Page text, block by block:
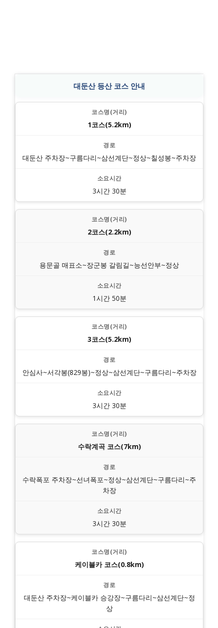
대둔산 등산 코스 안내
1코스(5.2km)
대둔산 주차장~구름다리~삼선계단~정상~칠성봉~주차장
3시간 30분
2코스(2.2km)
용문골 매표소~장군봉 갈림길~능선안부~정상
1시간 50분
3코스(5.2km)
안심사~서각봉(829봉)~정상~삼선계단~구름다리~주차장
3시간 30분
수락계곡 코스(7km)
수락폭포 주차장~선녀폭포~정상~삼선계단~구름다리~주
차장
3시간 30분
케이블카 코스(0.8km)
대둔산 주차장~케이블카 승강장~구름다리~삼선계단~정
상